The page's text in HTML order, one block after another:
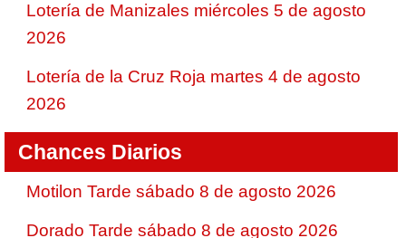
Lotería de Manizales miércoles 5 de agosto
2026
Lotería de la Cruz Roja martes 4 de agosto
2026
Chances Diarios
Motilon Tarde sábado 8 de agosto 2026
Dorado Tarde sábado 8 de agosto 2026